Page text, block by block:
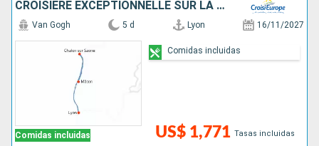
CROISIÈRE EXCEPTIONNELLE SUR LA SAÔNE POUR CÉLÉBRER LE BEAUJOLAIS NOUVEAU
Comidas incluidas
Van Gogh 5 d Lyon 16/11/2027
US$ 1,771 Tasas incluidas
Comidas incluidas